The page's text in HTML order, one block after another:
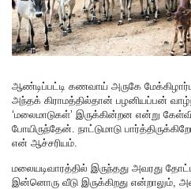
ஆண்டிப்பட்டி கணவாய் அருகே
அந்தக் கிராமத்தில்தான் பழனியப்பன்
‘மலைமாடுகள்’ இருக்கின்றன என்று
போயிருந்தேன். நாட்டுமாடு
என் ஆச்சரியம்.
மலையடிவாரத்தில் இருந்தது அவரது
இன்னொரு வீடு இருக்கிறது என்றாலும்,